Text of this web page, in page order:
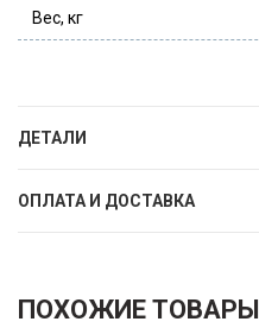
Вес, кг
ДЕТАЛИ
ОПЛАТА И ДОСТАВКА
ПОХОЖИЕ ТОВАРЫ